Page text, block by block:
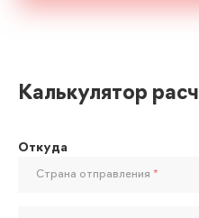
Калькулятор
Откуда
Страна отправления *